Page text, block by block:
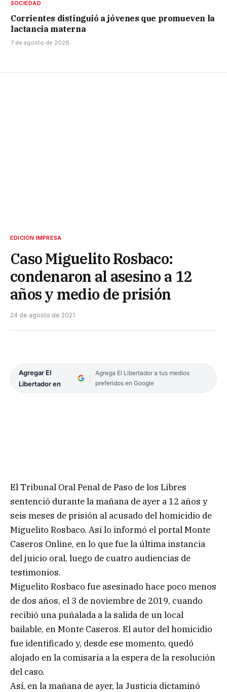
SOCIEDAD
Corrientes distinguió a jóvenes que promueven la
lactancia materna
7 de agosto de 2026
EDICIÓN IMPRESA
Caso Miguelito Rosbaco:
condenaron al asesino a 12
años y medio de prisión
24 de agosto de 2021
Agregar El
Libertador en
Agrega El Libertador a tus medios
preferidos en Google
El Tribunal Oral Penal de Paso de los Libres
sentenció durante la mañana de ayer a 12 años y
seis meses de prisión al acusado del homicidio de
Miguelito Rosbaco. Así lo informó el portal Monte
Caseros Online, en lo que fue la última instancia
del juicio oral, luego de cuatro audiencias de
testimonios.
Miguelito Rosbaco fue asesinado hace poco menos
de dos años, el 3 de noviembre de 2019, cuando
recibió una puñalada a la salida de un local
bailable, en Monte Caseros. El autor del homicidio
fue identificado y, desde ese momento, quedó
alojado en la comisaría a la espera de la resolución
del caso.
Así, en la mañana de ayer, la Justicia dictaminó